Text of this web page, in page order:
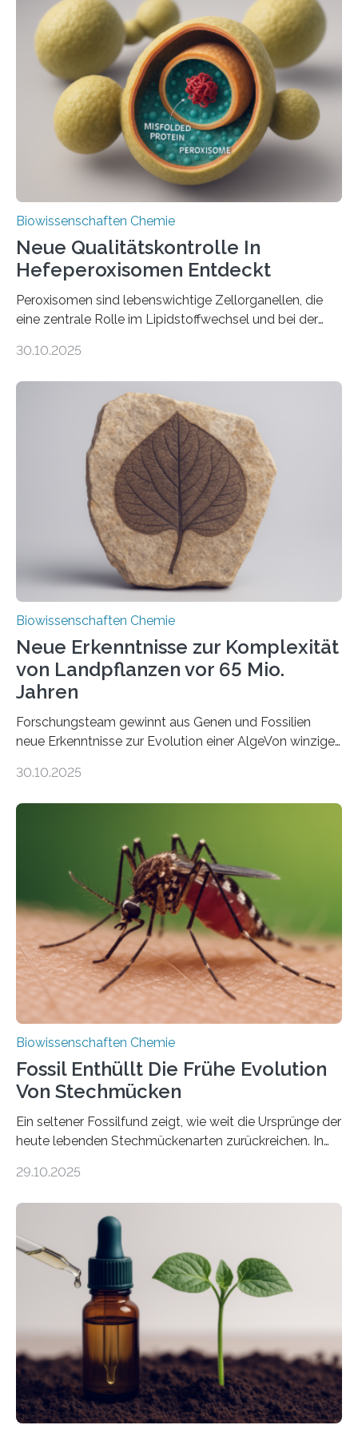
Biowissenschaften Chemie
Neue Qualitätskontrolle In
Hefeperoxisomen Entdeckt
Peroxisomen sind lebenswichtige Zellorganellen, die
eine zentrale Rolle im Lipidstoffwechsel und bei der
erfüllen können, müssen zahlreiche Enzyme präzise in
der Ruhr-Universität Bochum um Prof. Dr. Ralf Erdmann
und Dr. Ismaila Francis Yusuf hat nun einen bislang
unbekannten Qualitätskontrollmechanismus des
peroxisomalen Proteintransports in der Bäckerhefe
Saccharomyces cerevisiae entdeckt, der für die
Funktionsfähigkeit der Organellen entscheidend ist. Die
Studie wurde am 28. Oktober 2025 in der
Fachzeitschrift…
30.10.2025
Biowissenschaften Chemie
Neue Erkenntnisse zur Komplexität
von Landpflanzen vor 65 Mio.
Jahren
Forschungsteam gewinnt aus Genen und Fossilien
neue Erkenntnisse zur Evolution einer AlgeVon winzigen
Landpflanzen zählen zu den komplexesten
Grünalgen, die vor Hunderten von Millionen Jahren
lebten. Unter den Vorfahren sticht eine Gruppe heraus,
die noch heute in der Natur vorkommt: die
Süßwasseralge Coleochaetophyceae. Einige Arten
dieser Gruppe bilden aus Zellfäden dichte Geflechte
mit scheibenförmiger Gestalt. Was auffällig ist: Die
nächsten…
30.10.2025
Biowissenschaften Chemie
Fossil Enthüllt Die Frühe Evolution
Von Stechmücken
Ein seltener Fossilfund zeigt, wie weit die Ursprünge der
heute lebenden Stechmückenarten zurückreichen. In
Forschende die bisher älteste bekannte Stechmücken-
Region Kachin in Myanmar und hat sich in
ausgezeichnetem Zustand erhalten. Es konnte als neue
Art einer neuen Gattung beschrieben werden und trägt
nun den Namen Cretosabethes primaevus. Dieser erste
fossile Nachweis einer Stechmückenlarve in Bernstein
stellt gleichzeitig den ersten Fossilfund einer
Mückenlarve aus dem Mesozoikum dar, denn…
29.10.2025